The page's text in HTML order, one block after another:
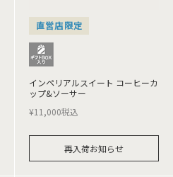
直営店限定
インペリアルスイート コーヒーカ
ップ&ソーサー
¥11,000税込
再入荷お知らせ